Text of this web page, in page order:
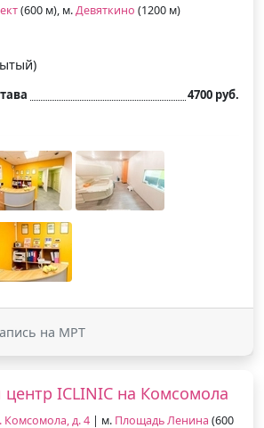
(600 м), м.Девяткино (1200 м)
4700 руб.
на МРТ
ICLINIC на Комсомола
Комсомола, д. 4 | м. Площадь Ленина (600